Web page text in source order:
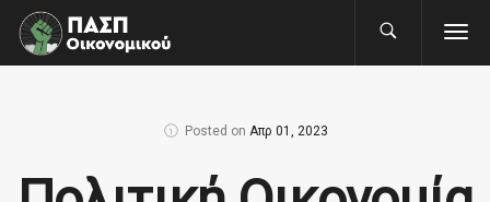
Posted on Απρ 01, 2023